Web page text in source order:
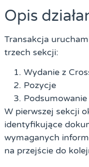
Opis
Transakcja
trzech sekcji:
Wydanie z
Pozycje
Podsumowanie
W pierwszej sekcji
identyfikujące
wymaganych
na przejście do